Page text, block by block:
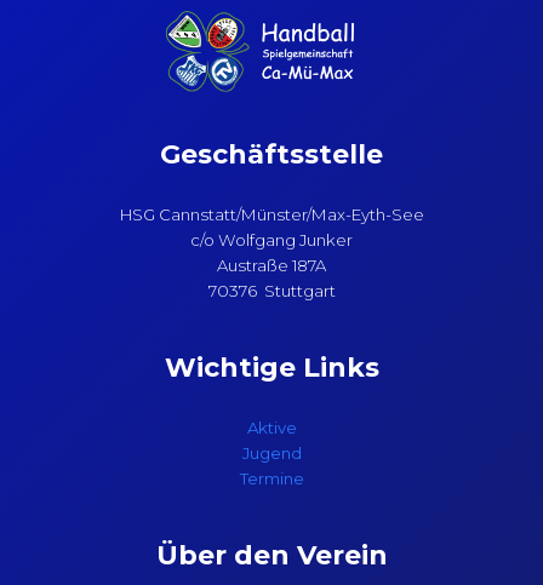
Geschäftsstelle
HSG Cannstatt/Münster/Max-Eyth-See
c/o Wolfgang Junker
Austraße 187A
70376 Stuttgart
Wichtige Links
Aktive
Jugend
Termine
Über den Verein